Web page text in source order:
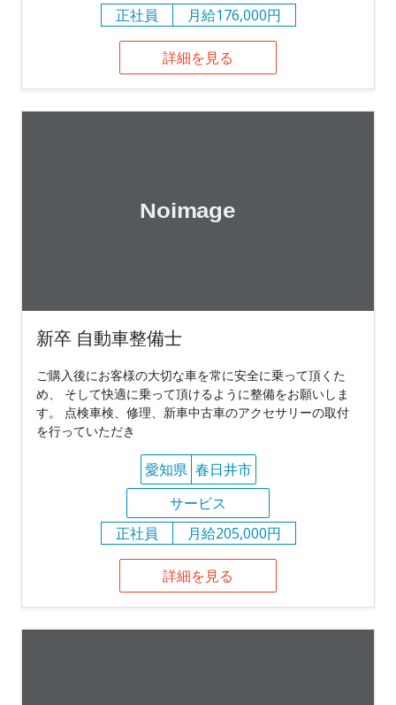
正社員 月給176,000円
詳細を見る
新卒 自動車整備士
ご購入後にお客様の大切な車を常に安全に乗って頂くた
め、 そして快適に乗って頂けるように整備をお願いしま
す。 点検車検、修理、新車中古車のアクセサリーの取付
を行っていただき
愛知県 春日井市
サービス
正社員
月給205,000円
詳細を見る